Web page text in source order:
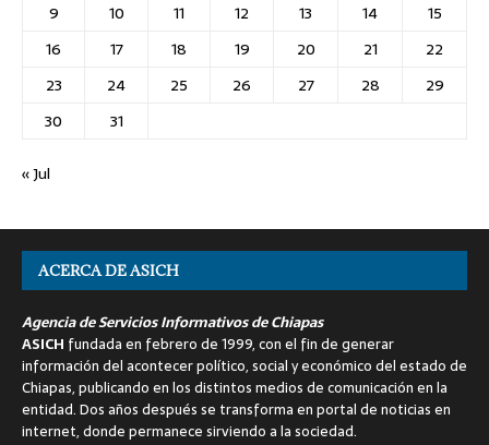
9
10 11 12 13 14
15
16
17 18 19 20 21
22
23
24 25 26 27 28
29
30
31
« Jul
ACERCA DE ASICH
Agencia de Servicios Informativos de Chiapas
ASICH fundada en febrero de 1999, con el fin de generar
información del acontecer político, social y económico del estado de
Chiapas, publicando en los distintos medios de comunicación en la
entidad. Dos años después se transforma en portal de noticias en
internet, donde permanece sirviendo a la sociedad.